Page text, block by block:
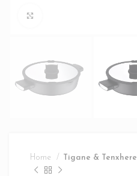
Home Tigane & Tenxhere